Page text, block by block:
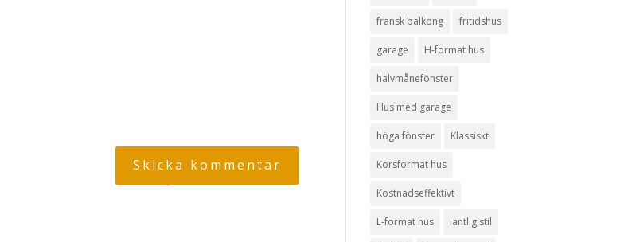
fransk balkong fritidshus
garage H-format hus
halvmånefönster
Hus med garage
höga fönster Klassiskt
Korsformat hus
Kostnadseffektivt
L-format hus lantlig stil